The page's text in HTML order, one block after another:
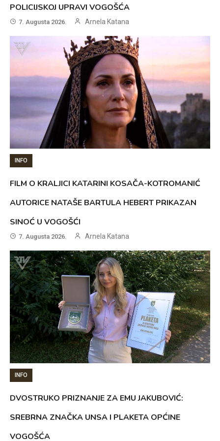
POLICIJSKOJ UPRAVI VOGOŠĆA
7. Augusta 2026. Arnela Katana
INFO
FILM O KRALJICI KATARINI KOSAČA-KOTROMANIĆ
AUTORICE NATAŠE BARTULA HEBERT PRIKAZAN
SINOĆ U VOGOŠĆI
7. Augusta 2026. Arnela Katana
INFO
DVOSTRUKO PRIZNANJE ZA EMU JAKUBOVIĆ:
SREBRNA ZNAČKA UNSA I PLAKETA OPĆINE
VOGOŠĆA